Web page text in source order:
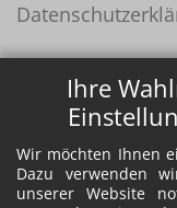
Ihre
Wir möchten Ihnen
Dazu verwenden
unserer Website